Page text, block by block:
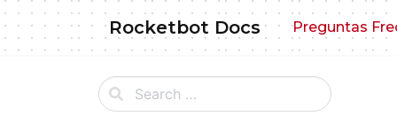
Skip
to
content
Rocketbot Docs Preguntas